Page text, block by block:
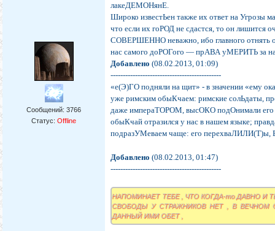
Сообщений:3766
Статус:Offline
лакеДЕМОНянЕ.
Широко известЬен также их ответ на
что если их гоРОД не сдастся, то он лишится
СОВЕРШЕННО неважно, ибо главного отнять
нас самого доРОГого — прАВА уМЕРИТЬ за
Добавлено (08.02.2013, 01:09)
---------------------------------------------
«е(Э)ГО подняли на щит» - в значении «ему
уже римским обыКчаем: римские
даже импераТОРОМ, высОКО подОнимали
обыКчай отразился у нас в нашем языке;
подразУМеваем чаще: его
Добавлено (08.02.2013, 01:47)
---------------------------------------------
НАПОМИНАЕТ ТЕБЕ , ЧТО КОГДА-то ДАВНО И
СВОБОДЫ У СТРАЖНИКОВ НЕТ , В ВЕЧНОМ
ДАННЫЙ ИМИ ОБЕТ ,